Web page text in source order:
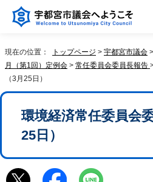
現在の位置： トップページ > 宇都宮市議会 >
月（第1回）定例会 > 常任委員会委員長報告
（3月25日）
環境経済常任委員会
25日）